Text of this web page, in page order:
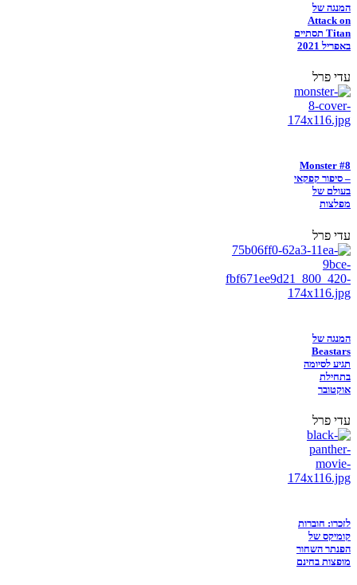
המנגה של
Attack on
Titan תסתיים
באפריל 2021
עדי פרל
Monster #8
– סיפור קפקאי
בעולם של
מפלצות
עדי פרל
המנגה של
Beastars
תגיע לסיומה
בתחילת
אוקטובר
עדי פרל
לזכרו: חוברות
קומיקס של
הפנתר השחור
מופצות בחינם